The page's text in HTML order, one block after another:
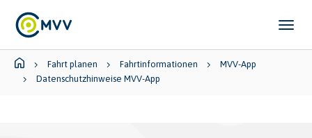
Skip to main content
Skip to page footer
You are here:
Fahrt planen Fahrtinformationen
MVV-App
Datenschutzhinweise MVV-App